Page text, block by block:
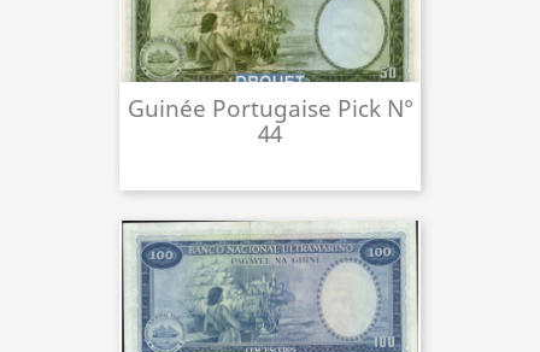
Guinée Portugaise Pick N°
44